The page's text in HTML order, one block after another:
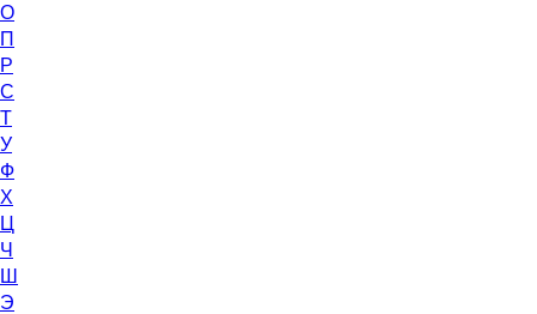
О
П
Р
С
Т
У
Ф
Х
Ц
Ч
Ш
Э